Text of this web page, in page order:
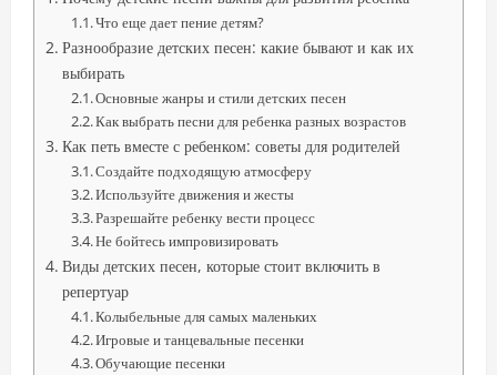
Что еще дает пение детям?
Разнообразие детских песен: какие бывают и как их
выбирать
Основные жанры и стили детских песен
Как выбрать песни для ребенка разных возрастов
Как петь вместе с ребенком: советы для родителей
Создайте подходящую атмосферу
Используйте движения и жесты
Разрешайте ребенку вести процесс
Не бойтесь импровизировать
Виды детских песен, которые стоит включить в
репертуар
Колыбельные для самых маленьких
Игровые и танцевальные песенки
Обучающие песенки